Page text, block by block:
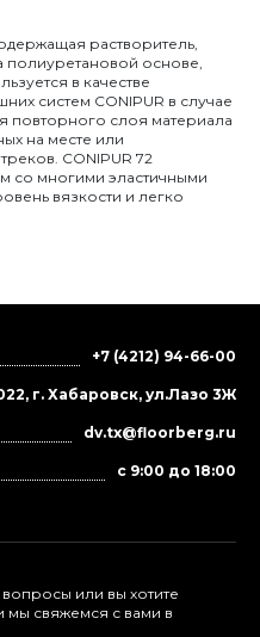
растворитель,
полиуретановой основе,
в качестве
систем CONIPUR в случае
слоя материала
на месте или
CONIPUR 72
со многими эластичными
вязкости и легко
+7 (4212) 94-66-00
г. Хабаровск, ул.Лазо 3Ж
dv.tx@floorberg.ru
с 9:00 до 18:00
или вы хотите
мы свяжемся с вами в